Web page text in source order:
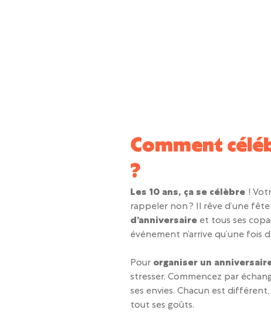
Comment
?
Les 10 ans, ça se célèbre !
rappeler non ? Il rêve d’une
d’anniversaire et tous ses
événement n’arrive qu’une fois
Pour organiser un
stresser. Commencez par
ses envies. Chacun est
tout ses goûts.